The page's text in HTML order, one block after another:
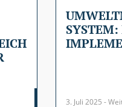
–
SYSTEM:
3. Juli 2025 -